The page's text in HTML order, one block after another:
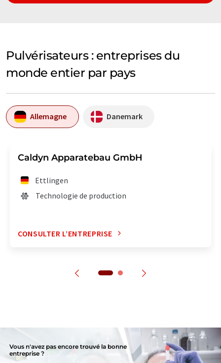
Pulvérisateurs : entreprises du
monde entier par pays
Allemagne Danemark
Caldyn Apparatebau GmbH
Ettlingen
Technologie de production
CONSULTER L’ENTREPRISE
Vous n'avez pas encore trouvé la bonne
entreprise ?